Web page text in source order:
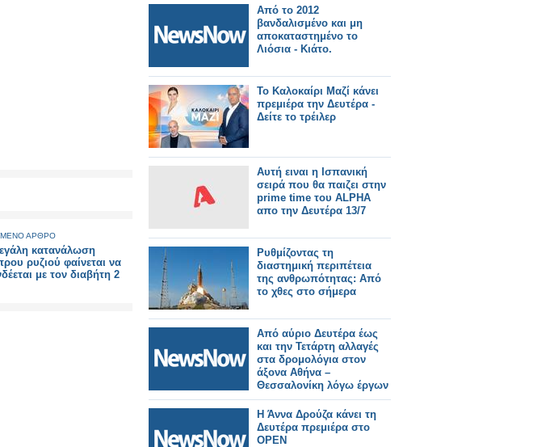
ΑΡΘΡΟ
κατανάλωση
ρυζιού φαίνεται να
με τον διαβήτη 2
Από το 2012
βανδαλισμένο και μη
αποκαταστημένο το
Λιόσια - Κιάτο.
Το Καλοκαίρι Μαζί κάνει
πρεμιέρα την Δευτέρα -
Δείτε το τρέιλερ
Αυτή ειναι η Ισπανική
σειρά που θα παιζει στην
prime time του ALPHA
απο την Δευτέρα 13/7
Ρυθμίζοντας τη
διαστημική περιπέτεια
της ανθρωπότητας: Από
το χθες στο σήμερα
Από αύριο Δευτέρα έως
και την Τετάρτη αλλαγές
στα δρομολόγια στον
άξονα Αθήνα –
Θεσσαλονίκη λόγω έργων
του ΟΣΕ.
Η Άννα Δρούζα κάνει τη
Δευτέρα πρεμιέρα στο
OPEN